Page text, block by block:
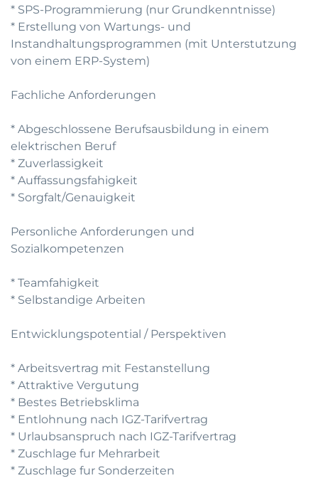
* SPS-Programmierung (nur Grundkenntnisse)
* Erstellung von Wartungs- und
Instandhaltungsprogrammen (mit Unterstutzung
von einem ERP-System)
Fachliche Anforderungen
* Abgeschlossene Berufsausbildung in einem
elektrischen Beruf
* Zuverlassigkeit
* Auffassungsfahigkeit
* Sorgfalt/Genauigkeit
Personliche Anforderungen und
Sozialkompetenzen
* Teamfahigkeit
* Selbstandige Arbeiten
Entwicklungspotential / Perspektiven
* Arbeitsvertrag mit Festanstellung
* Attraktive Vergutung
* Bestes Betriebsklima
* Entlohnung nach IGZ-Tarifvertrag
* Urlaubsanspruch nach IGZ-Tarifvertrag
* Zuschlage fur Mehrarbeit
* Zuschlage fur Sonderzeiten